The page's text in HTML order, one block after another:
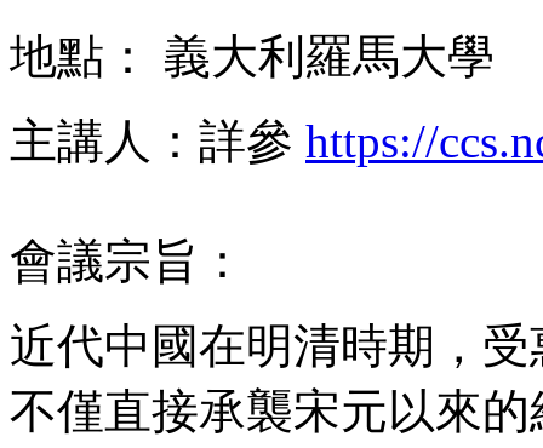
地點： 義大利羅馬大學
主講人：詳參 https://
會議宗旨：
近代中國在明清時期，
不僅直接承襲宋元以來